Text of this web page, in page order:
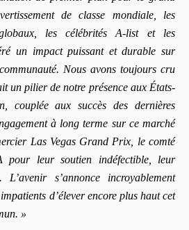
de classe mondiale, les
les célébrités A-list et les
un impact puissant et durable sur
Nous avons toujours cru
un pilier de notre présence aux États-
couplée aux succès des dernières
à long terme sur ce marché
Las Vegas Grand Prix, le comté
leur soutien indéfectible, leur
s’annonce incroyablement
d’élever encore plus haut cet
»